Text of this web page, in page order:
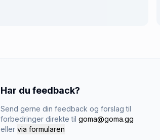
Har du feedback?
Send gerne din feedback og forslag til
forbedringer direkte til goma@goma.gg
eller via formularen